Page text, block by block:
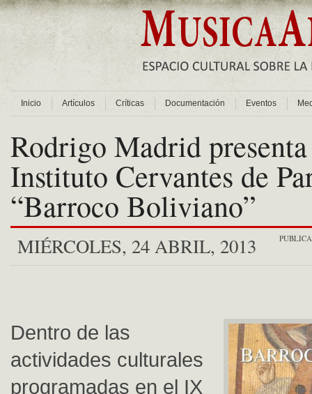
Inicio Artículos Críticas Documentación Eventos
Rodrigo Madrid
Instituto Cervantes de
“Barroco Boliviano”
MIÉRCOLES, 24 ABRIL, 2013
Dentro de las
actividades culturales
programadas en el IX